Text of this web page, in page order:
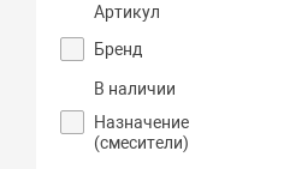
Артикул
Бренд
В наличии
Назначение
(смесители)